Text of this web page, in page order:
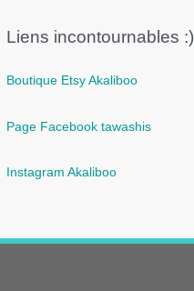
Liens incontournables :)
Boutique Etsy Akaliboo
Page Facebook tawashis
Instagram Akaliboo